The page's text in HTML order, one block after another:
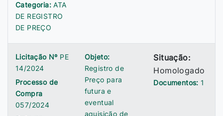
Categoria:ATA
DE REGISTRO
DE PREÇO
Licitação Nº PE
14/2024
Processo de
Compra
057/2024
Objeto:
Registro de
Preço para
futura e
eventual
aquisição de
Situação:
Homologado
Documentos: 1